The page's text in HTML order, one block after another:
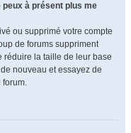
à présent plus me
ou supprimé votre compte
de forums suppriment
réduire la taille de leur base
nouveau et essayez de
forum.